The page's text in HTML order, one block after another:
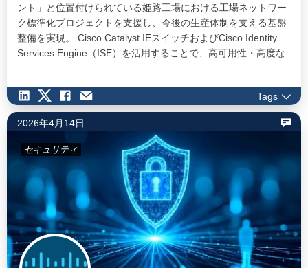
ント」と位置付けられている姫路工場における工場ネットワー
ク標準化プロジェクトを支援し、今後の生産体制を支える基盤
整備を実現。 Cisco Catalyst IEスイッチおよびCisco Identity
Services Engine（ISE）を活用することで、高可用性・高度な
が可能になるとともに、AI・データ活用を見据えた生産DXの推
進基盤を整備。…
Tags
2026年4月14日
セキュリティ